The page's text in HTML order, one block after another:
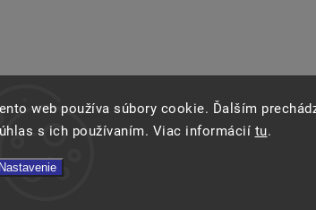
web používa súbory cookie. Ďalším
s ich používaním. Viac informácií tu.
Nastavenie
vyhradené.